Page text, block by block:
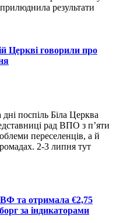
результати
Церкві говорили про
поспіль Біла Церква
рад ВПО з п’яти
переселенців, а й
2-3 липня тут
та отримала €2,75
за індикаторами